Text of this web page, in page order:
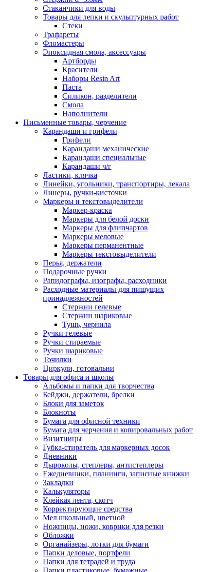
Стаканчики для воды
Товары для лепки и скульптурных работ
Стеки
Трафареты
Фломастеры
Эпоксидная смола, аксессуары
Артборды
Красители
Наборы Resin Art
Паста
Силикон, разделители
Смола
Наполнители
Письменные товары, черчение
Карандаши и грифели
Грифели
Карандаши механические
Карандаши специальные
Карандаши ч/г
Ластики, клячка
Линейки, угольники, транспортиры, лекала
Линеры, ручки-кисточки
Маркеры и текстовыделители
Маркер-краска
Маркеры для белой доски
Маркеры для флипчартов
Маркеры меловые
Маркеры перманентные
Маркеры текстовыделители
Перья, держатели
Подарочные ручки
Рапидографы, изографы, расходники
Расходные материалы для пишущих
принадлежностей
Стержни гелевые
Стержни шариковые
Тушь, чернила
Ручки гелевые
Ручки стираемые
Ручки шариковые
Точилки
Циркули, готовальни
Товары для офиса и школы
Альбомы и папки для творчества
Бейджи, держатели, брелки
Блоки для заметок
Блокноты
Бумага для офисной техники
Бумага для черчения и копировальных работ
Визитницы
Губка-стиратель для маркерных досок
Дневники
Дыроколы, степлеры, антистеплеры
Ежедневники, планинги, записные книжки
Закладки
Калькуляторы
Клейкая лента, скотч
Корректирующие средства
Мел школьный, цветной
Ножницы, ножи, коврики для резки
Обложки
Органайзеры, лотки для бумаги
Папки деловые, портфели
Папки для тетрадей и труда
Папки пластиковые, бумажные